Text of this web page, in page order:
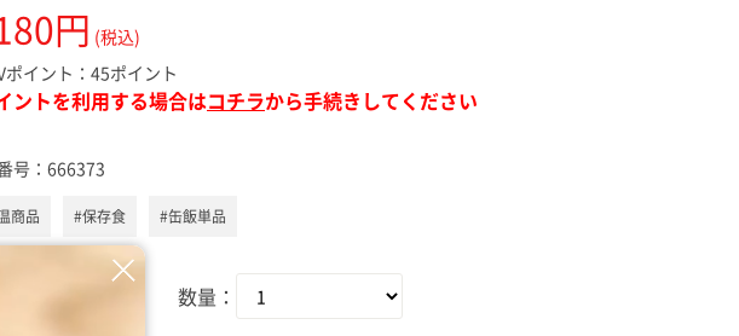
円 (税込)
イント： 45ポイント
ントを利用する場合はコチラから手続きしてください
号： 666373
商品 #保存食 #缶飯単品
数量：